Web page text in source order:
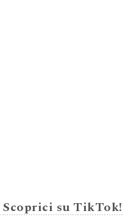
Scoprici su TikTok!